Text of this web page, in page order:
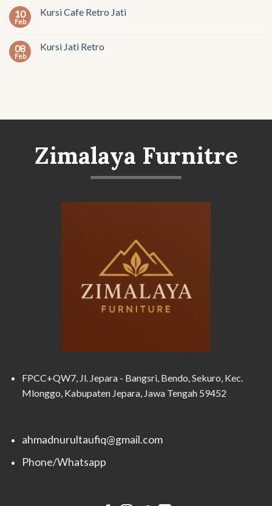
10
Feb
Kursi Cafe Retro Jati
08
Feb
Kursi Jati Retro
Zimalaya Furnitre
FPCC+QW7, Jl. Jepara - Bangsri, Bendo, Sekuro, Kec.
Mlonggo, Kabupaten Jepara, Jawa Tengah 59452
ahmadnurultaufiq@gmail.com
Phone/Whatsapp